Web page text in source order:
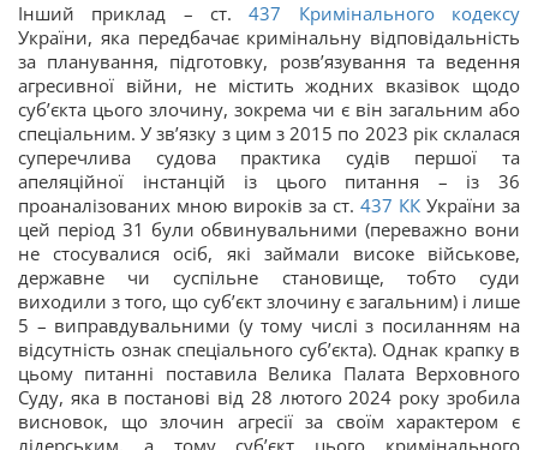
Інший приклад – ст. 437 Кримінального кодексу
України, яка передбачає кримінальну відповідальність
за планування, підготовку, розв’язування та ведення
агресивної війни, не містить жодних вказівок щодо
суб’єкта цього злочину, зокрема чи є він загальним або
спеціальним. У зв’язку з цим з 2015 по 2023 рік склалася
суперечлива судова практика судів першої та
апеляційної інстанцій із цього питання – із 36
проаналізованих мною вироків за ст. 437 КК України за
цей період 31 були обвинувальними (переважно вони
не стосувалися осіб, які займали високе військове,
державне чи суспільне становище, тобто суди
виходили з того, що суб’єкт злочину є загальним) і лише
5 – виправдувальними (у тому числі з посиланням на
відсутність ознак спеціального суб’єкта). Однак крапку в
цьому питанні поставила Велика Палата Верховного
Суду, яка в постанові від 28 лютого 2024 року зробила
висновок, що злочин агресії за своїм характером є
лідерським, а тому суб’єкт цього кримінального